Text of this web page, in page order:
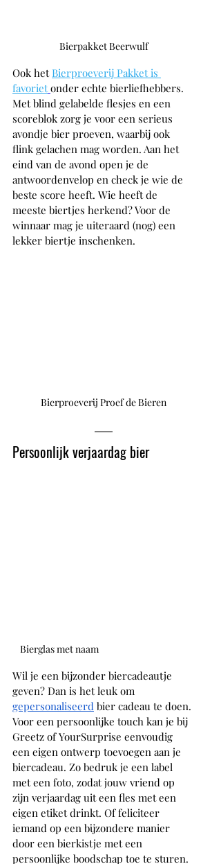
Bierpakket Beerwulf
Ook het Bierproeverij Pakket is
favoriet onder echte bierliefhebbers.
Met blind gelabelde flesjes en een
scoreblok zorg je voor een serieus
avondje bier proeven, waarbij ook
flink gelachen mag worden. Aan het
eind van de avond open je de
antwoordenvelop en check je wie de
beste score heeft. Wie heeft de
meeste biertjes herkend? Voor de
winnaar mag je uiteraard (nog) een
lekker biertje inschenken.
Bierproeverij Proef de Bieren
Persoonlijk verjaardag bier
Bierglas met naam
Wil je een bijzonder biercadeautje
geven? Dan is het leuk om
gepersonaliseerd bier cadeau te doen.
Voor een persoonlijke touch kan je bij
Greetz of YourSurprise eenvoudig
een eigen ontwerp toevoegen aan je
biercadeau. Zo bedruk je een label
met een foto, zodat jouw vriend op
zijn verjaardag uit een fles met een
eigen etiket drinkt. Of feliciteer
iemand op een bijzondere manier
door een bierkistje met een
persoonlijke boodschap toe te sturen.